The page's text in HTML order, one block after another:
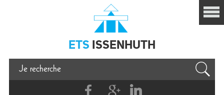
Issenhuth
ETS ISSENHUTH